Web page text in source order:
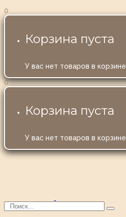
0
Корзина пуста
У вас нет товаров в корзине
0
Корзина пуста
У вас нет товаров в корзине